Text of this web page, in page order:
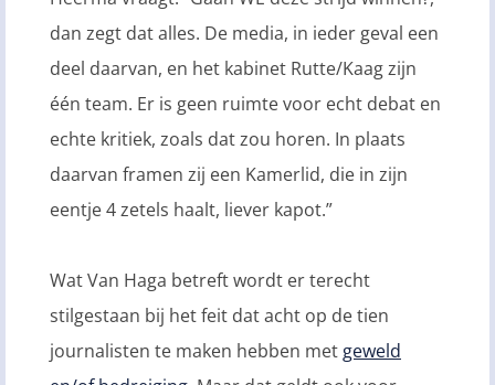
dan zegt dat alles. De media, in ieder geval een
deel daarvan, en het kabinet Rutte/Kaag zijn
één team. Er is geen ruimte voor echt debat en
echte kritiek, zoals dat zou horen. In plaats
daarvan framen zij een Kamerlid, die in zijn
eentje 4 zetels haalt, liever kapot.”
Wat Van Haga betreft wordt er terecht
stilgestaan bij het feit dat acht op de tien
journalisten te maken hebben met geweld